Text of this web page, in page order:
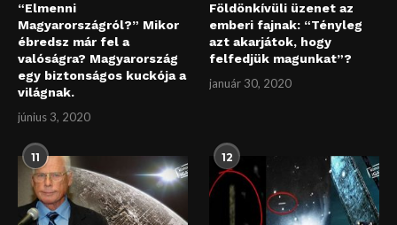
“Elmenni
Magyarországról?” Mikor
ébredsz már fel a
valóságra? Magyarország
egy biztonságos kuckója a
világnak.
június 3, 2020
Földönkívüli üzenet az
emberi fajnak: “Tényleg
azt akarjátok, hogy
felfedjük magunkat”?
január 30, 2020
11 12